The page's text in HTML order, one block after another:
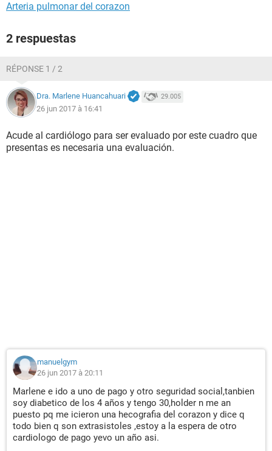
Arteria pulmonar del corazon
2 respuestas
RÉPONSE 1 / 2
Dra. Marlene Huancahuari 29.005
26 jun 2017 à 16:41
Acude al cardiólogo para ser evaluado por este cuadro que
presentas es necesaria una evaluación.
manuelgym
26 jun 2017 à 20:11
Marlene e ido a uno de pago y otro seguridad social,tanbien
soy diabetico de los 4 años y tengo 30,holder n me an
puesto pq me icieron una hecografia del corazon y dice q
todo bien q son extrasistoles ,estoy a la espera de otro
cardiologo de pago yevo un año asi.